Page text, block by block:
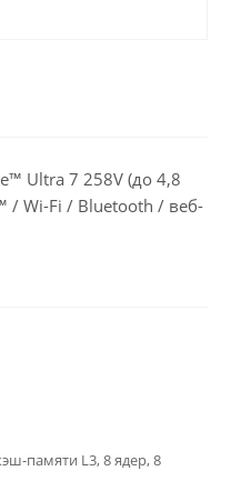
Ultra 7 258V (до 4,8
/ Wi-Fi / Bluetooth / веб-
памяти L3, 8 ядер, 8